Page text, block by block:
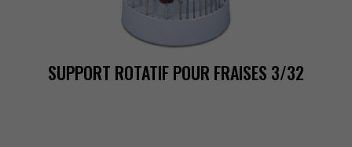
SUPPORTROTATIFPOURFRAISES3/32